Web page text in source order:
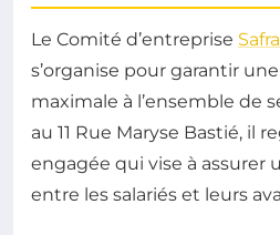
Le Comité d’entreprise
s’organise pour garantir
maximale à l’ensemble de
au 11 Rue Maryse Bastié, il
engagée qui vise à assurer
entre les salariés et leurs